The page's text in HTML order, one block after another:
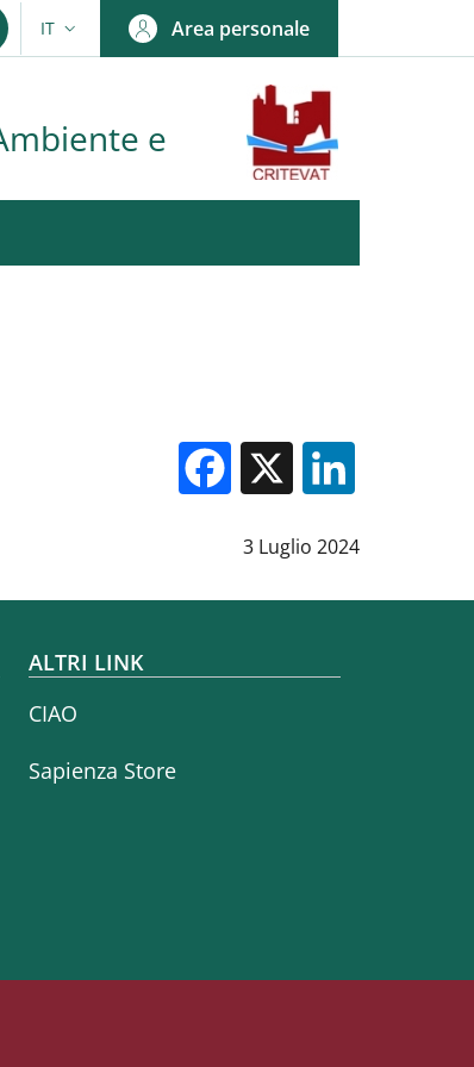
SELETTORE LINGUA: CURRENT LANGUAGE
IT Area personale
e
Facebook
X
Data notizia
3 Luglio 2024
ALTRI LINK
CIAO
Sapienza Store